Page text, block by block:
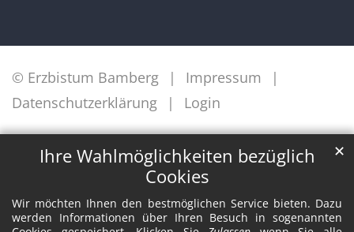
Ihre Wahlmöglichkeiten bezüglich
Cookies
Wir möchten Ihnen den bestmöglichen Service bieten. Dazu
werden Informationen über Ihren Besuch in sogenannten
✕
© Erzbistum Bamberg
Impressum
Datenschutzerklärung
Login